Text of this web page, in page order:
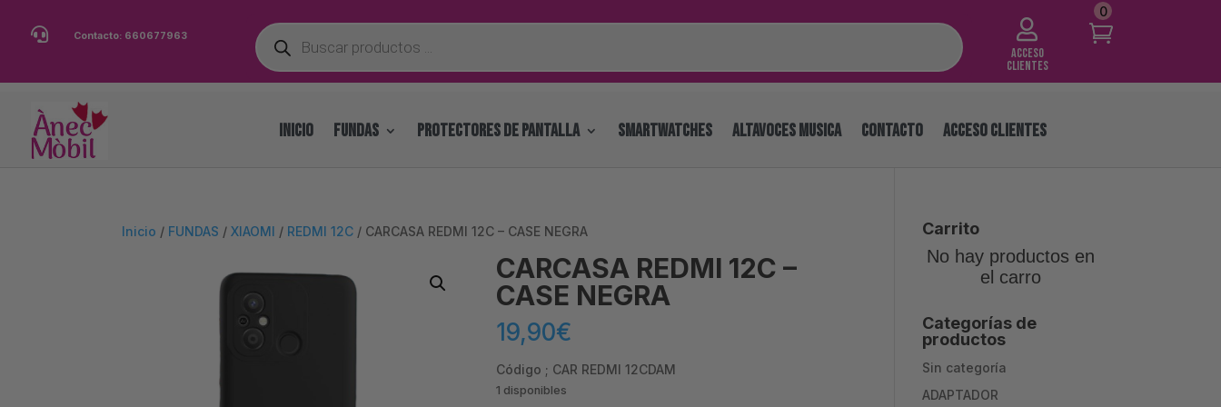
 Contacto: 660677963
Búsqueda
de
productos

Acceso
Clientes
0
INICIO FUNDAS PROTECTORES DE PANTALLA SMARTWATCHES ALTAVOCES MUSICA CONTACTO ACCESO CLIENTES
Inicio / FUNDAS /XIAOMI / REDMI 12C / CARCASA REDMI 12C – CASE NEGRA
CARCASA REDMI 12C –
CASE NEGRA
19,90€
Código ; CAR REDMI 12CDAM
1 disponibles
Carrito
No hay productos en
el carro
Categorías de
productos
Sin categoría
ADAPTADOR